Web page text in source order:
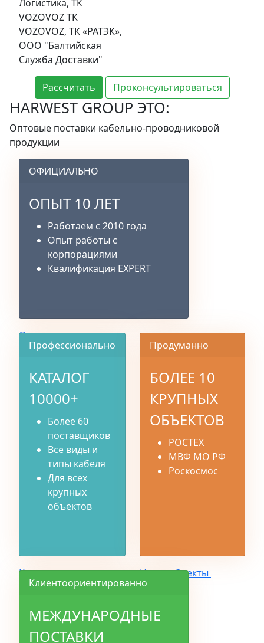
Логистика, ТК
VOZOVOZ ТК
VOZOVOZ, ТК «РАТЭК»,
ООО "Балтийская
Служба Доставки"
Рассчитать Проконсультироваться
HARWEST GROUP ЭТО:
Оптовые поставки кабельно-проводниковой
продукции
ОФИЦИАЛЬНО
ОПЫТ 10 ЛЕТ
Работаем с 2010 года
Опыт работы с
корпорациями
Квалификация EXPERT
О компании
Профессионально
КАТАЛОГ
10000+
Более 60
поставщиков
Все виды и
типы кабеля
Для всех
крупных
объектов
Каталог
Продуманно
БОЛЕЕ 10
КРУПНЫХ
ОБЪЕКТОВ
РОСТЕХ
МВФ МО РФ
Роскосмос
Наши объекты
Клиентоориентированно
МЕЖДУНАРОДНЫЕ
ПОСТАВКИ